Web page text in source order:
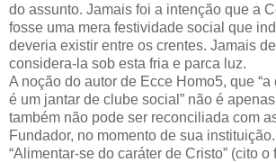
do assunto. Jamais foi a intenção que a
fosse uma mera festividade social que
deveria existir entre os crentes. Jamais
considera-la sob esta fria e parca luz.
A noção do autor de Ecce Homo5, que
é um jantar de clube social” não é
também não pode ser reconciliada com
Fundador, no momento de sua instituição.
“Alimentar-se do caráter de Cristo” (cito o